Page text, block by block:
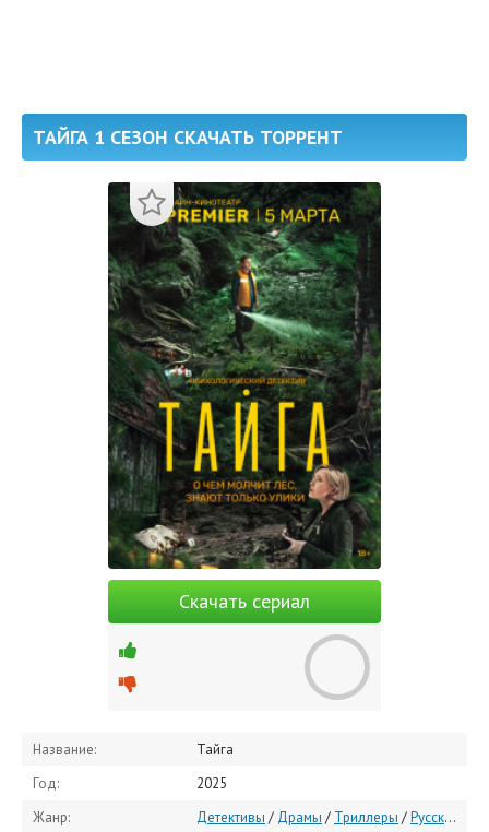
ТАЙГА 1 СЕЗОН СКАЧАТЬ ТОРРЕНТ
Скачать сериал
Название:
Тайга
Год:
2025
Жанр:
Детективы / Драмы / Триллеры /Русские сериалы